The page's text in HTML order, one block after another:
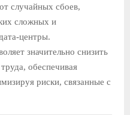
случайных сбоев,
сложных и
центры.
значительно снизить
обеспечивая
риски, связанные с